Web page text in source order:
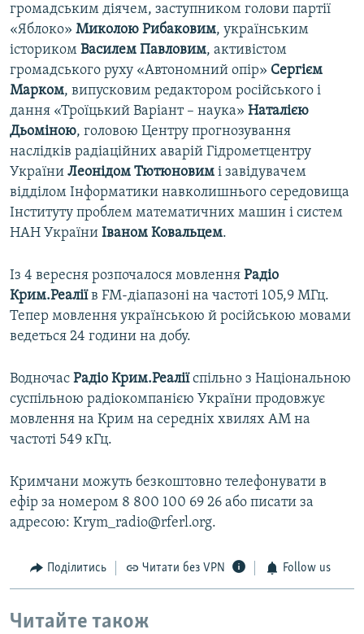
громадським діячем, заступником голови партії
«Яблоко» Миколою Рибаковим, українським
істориком Василем Павловим, активістом
громадського руху «Автономний опір» Сергієм
Марком, випусковим редактором російського і
дання «Троїцький Варіант – наука» Наталією
Дьоміною, головою Центру прогнозування
наслідків радіаційних аварій Гідрометцентру
України Леонідом Тютюновим і завідувачем
відділом Інформатики навколишнього середовища
Інституту проблем математичних машин і систем
НАН України Іваном Ковальцем.
Із 4 вересня розпочалося мовлення Радіо
Крим.Реаліїв FM-діапазоні на частоті 105,9 МГц.
Тепер мовлення українською й російською мовами
ведеться 24 години на добу.
Водночас Радіо Крим.Реаліїспільно з Національною
суспільною радіокомпанією України продовжує
мовлення на Крим на середніх хвилях АМ на
частоті 549 кГц.
Кримчани можуть безкоштовно телефонувати в
ефір за номером 8 800 100 69 26 або писати за
адресою: Krym_radio@rferl.org.
Поділитись Читати без VPN Follow us
Читайте також